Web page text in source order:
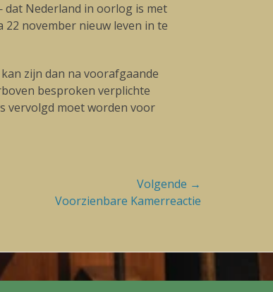
dat Nederland in oorlog is met
22 november nieuw leven in te
zijn dan na voorafgaande
besproken verplichte
vervolgd moet worden voor
Volgende →
Voorzienbare Kamerreactie